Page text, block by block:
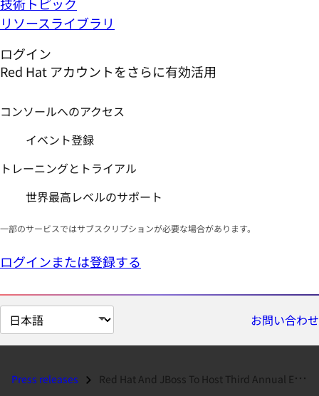
リソースライブラリ
ログイン
Red Hat アカウントをさらに有効活用
コンソールへのアクセス
イベント登録
トレーニングとトライアル
世界最高レベルのサポート
一部のサービスではサブスクリプションが必要な場合があります。
ログインまたは登録する
ペ
ー
の
お問い合わせ
Press releases Red Hat And JBoss To Host Third Annual EMEA Partner Summit In Spain...